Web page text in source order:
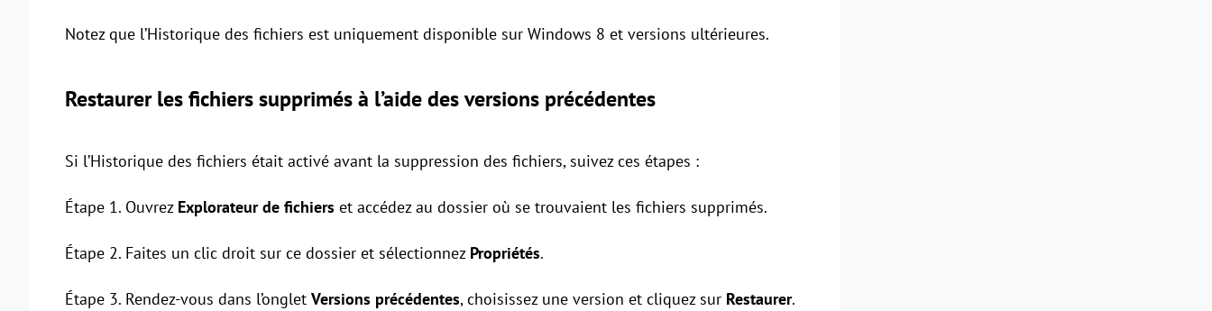
Notez que l’Historique des fichiers est uniquement disponible sur Windows 8 et versions ultérieures.
Restaurer les fichiers supprimés à l’aide des versions précédentes
Si l’Historique des fichiers était activé avant la suppression des fichiers, suivez ces étapes :
Étape 1. Ouvrez Explorateur de fichiers et accédez au dossier où se trouvaient les fichiers supprimés.
Étape 2. Faites un clic droit sur ce dossier et sélectionnez Propriétés.
Étape 3. Rendez-vous dans l’onglet Versions précédentes, choisissez une version et cliquez sur Restaurer.